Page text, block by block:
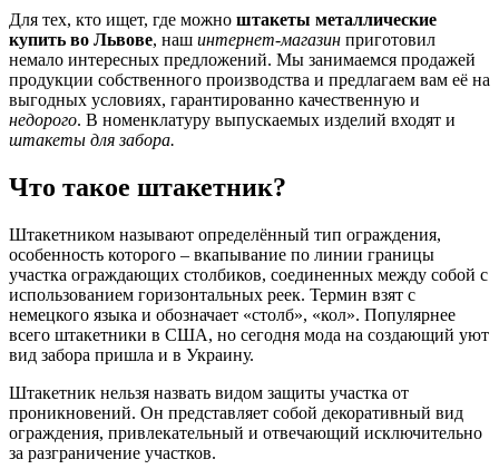
Для тех, кто ищет, где можно штакеты металлические
купить во Львове, наш интернет-магазин приготовил
немало интересных предложений. Мы занимаемся продажей
продукции собственного производства и предлагаем вам её на
выгодных условиях, гарантированно качественную и
недорого. В номенклатуру выпускаемых изделий входят и
штакеты для забора.
Что такое штакетник?
Штакетником называют определённый тип ограждения,
особенность которого – вкапывание по линии границы
участка ограждающих столбиков, соединенных между собой с
использованием горизонтальных реек. Термин взят с
немецкого языка и обозначает «столб», «кол». Популярнее
всего штакетники в США, но сегодня мода на создающий уют
вид забора пришла и в Украину.
Штакетник нельзя назвать видом защиты участка от
проникновений. Он представляет собой декоративный вид
ограждения, привлекательный и отвечающий исключительно
за разграничение участков.